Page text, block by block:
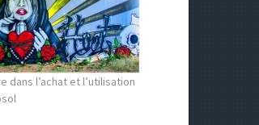
dans l’achat et l’utilisation